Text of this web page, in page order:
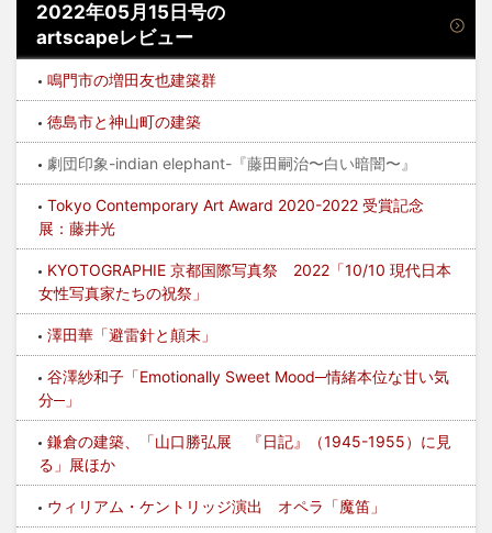
2022年05月15日号の
artscapeレビュー
鳴門市の増田友也建築群
徳島市と神山町の建築
劇団印象-indian elephant-『藤田嗣治〜白い暗闇〜』
Tokyo Contemporary Art Award 2020-2022 受賞記念
展：藤井光
KYOTOGRAPHIE 京都国際写真祭 2022「10/10 現代日本
女性写真家たちの祝祭」
澤田華「避雷針と顛末」
谷澤紗和子「Emotionally Sweet Mood─情緒本位な甘い気
分─」
鎌倉の建築、「山口勝弘展 『日記』（1945-1955）に見
る」展ほか
ウィリアム・ケントリッジ演出 オペラ「魔笛」